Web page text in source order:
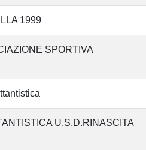
1999
SPORTIVA
U.S.D.RINASCITA